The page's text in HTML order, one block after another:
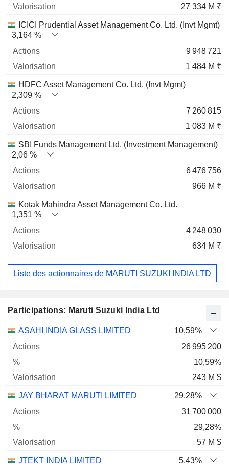
27 334 M ₹
ICICI Prudential Asset Management Co. Ltd. (Invt Mgmt)
3,164 %
9 948 721
1 484 M ₹
HDFC Asset Management Co. Ltd. (Invt Mgmt)
2,309 %
7 260 815
1 083 M ₹
SBI Funds Management Ltd. (Investment Management)
2,06 %
6 476 756
966 M ₹
Kotak Mahindra Asset Management Co. Ltd.
1,351 %
4 248 030
634 M ₹
Liste des actionnaires de MARUTI SUZUKI INDIA LTD
Participations: Maruti Suzuki India Ltd
Nom Actions % Valorisation
ASAHI INDIA GLASS LIMITED
10,59%
26 995 200
10,59%
243 M $
JAY BHARAT MARUTI LIMITED
29,28%
31 700 000
29,28%
57 M $
JTEKT INDIA LIMITED 5,43%